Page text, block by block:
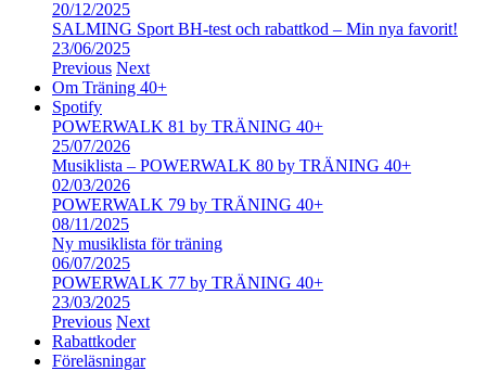
20/12/2025
SALMING Sport BH-test och rabattkod – Min nya favorit!
23/06/2025
Previous Next
Om Träning 40+
Spotify
POWERWALK 81 by TRÄNING 40+
25/07/2026
Musiklista – POWERWALK 80 by TRÄNING 40+
02/03/2026
POWERWALK 79 by TRÄNING 40+
08/11/2025
Ny musiklista för träning
06/07/2025
POWERWALK 77 by TRÄNING 40+
23/03/2025
Previous Next
Rabattkoder
Föreläsningar